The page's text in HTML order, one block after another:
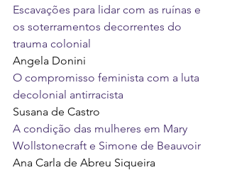
Escavações para lidar com as ruínas e
os soterramentos decorrentes do
trauma colonial
Angela Donini
O compromisso feminista com a luta
decolonial antirracista
Susana de Castro
A condição das mulheres em Mary
Wollstonecraft e Simone de Beauvoir
Ana Carla de Abreu Siqueira